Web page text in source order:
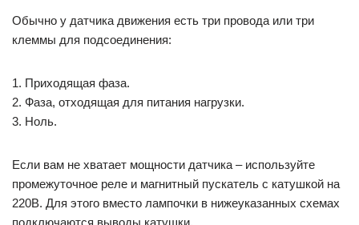
Обычно у датчика движения есть три провода или три
клеммы для подсоединения:
1. Приходящая фаза.
2. Фаза, отходящая для питания нагрузки.
3. Ноль.
Если вам не хватает мощности датчика – используйте
промежуточное реле и магнитный пускатель с катушкой на
220В. Для этого вместо лампочки в нижеуказанных схемах
подключаются выводы катушки.